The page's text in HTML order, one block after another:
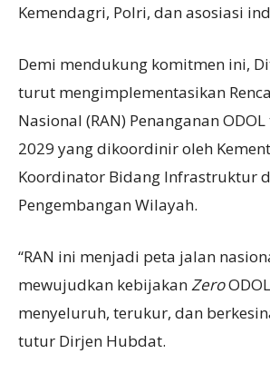
Kemendagri, Polri, dan asosiasi
Demi mendukung komitmen ini,
turut mengimplementasikan
Nasional (RAN) Penanganan
2029 yang dikoordinir oleh
Koordinator Bidang Infrastruktur
Pengembangan Wilayah.
“RAN ini menjadi peta jalan
mewujudkan kebijakanZero
menyeluruh, terukur, dan
tutur Dirjen Hubdat.